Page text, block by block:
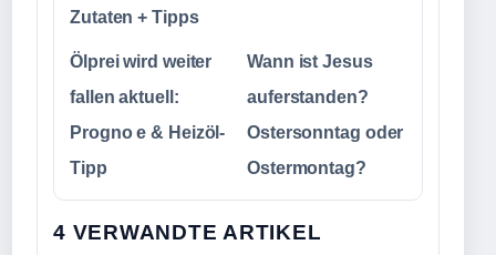
Zutaten + Tipps
Ölprei wird weiter
fallen aktuell:
Progno e & Heizöl-
Tipp
Wann ist Jesus
auferstanden?
Ostersonntag oder
Ostermontag?
4 VERWANDTE ARTIKEL